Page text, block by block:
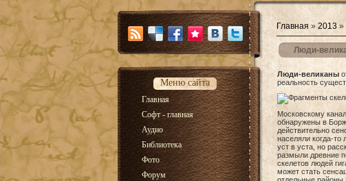
Меню сайта
Главная
Софт - главная
Аудио
Библиотека
Фото
Форум
Главная » 2013 »
Люди-
Люди-великаны
реальность
Московскому
обнаружены в
действительно
населяли когда-
уст в уста, но
размыли древние
скелетов людей
может стать